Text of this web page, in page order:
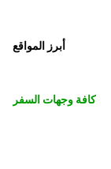
أبرز المواقع
كافة وجهات السفر